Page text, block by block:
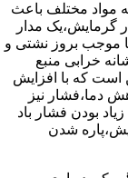
مواد مختلف باعث
گرمایش،یک مدار
موجب بروز نشتی و
خرابی منبع
است که با افزایش
دما،فشار نیز
بودن فشار باد
شدن